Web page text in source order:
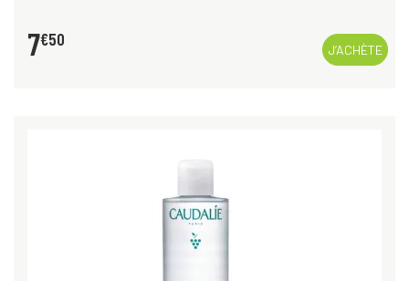
7€50
J’ACHÈTE